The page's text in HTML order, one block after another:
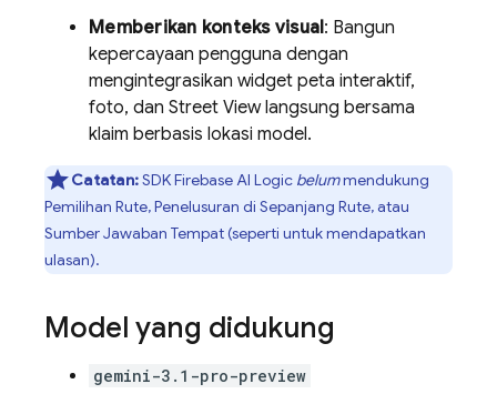
Memberikan konteks visual: Bangun
kepercayaan pengguna dengan
mengintegrasikan widget peta interaktif,
foto, dan Street View langsung bersama
klaim berbasis lokasi model.
Catatan:SDKFirebase AI Logic belummendukung
Pemilihan Rute, Penelusuran di Sepanjang Rute, atau
Sumber Jawaban Tempat (seperti untuk mendapatkan
ulasan).
Model yang didukung
gemini-3.1-pro-preview